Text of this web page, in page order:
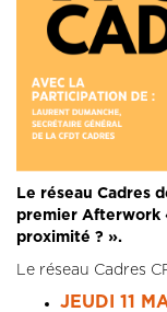
Le réseau Cadres
premier Afterwork
proximité ? ».
Le réseau Cadres
JEUDI 11